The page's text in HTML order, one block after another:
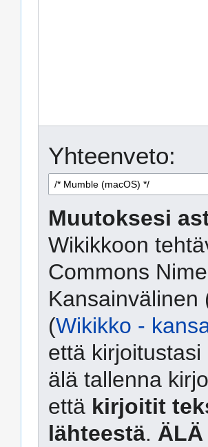
Yhteenveto:
Muutoksesi
Wikikkoon
Commons
Kansainvälinen
(Wikikko -
että
älä tallenna
että kirjoitit
lähteestä. ÄLÄ